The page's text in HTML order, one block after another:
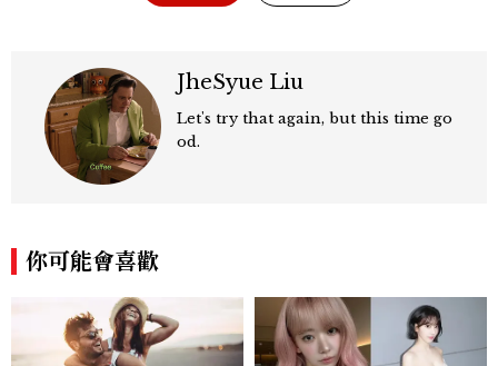
JheSyue Liu
Let's try that again, but this time go
od.
你可能會喜歡